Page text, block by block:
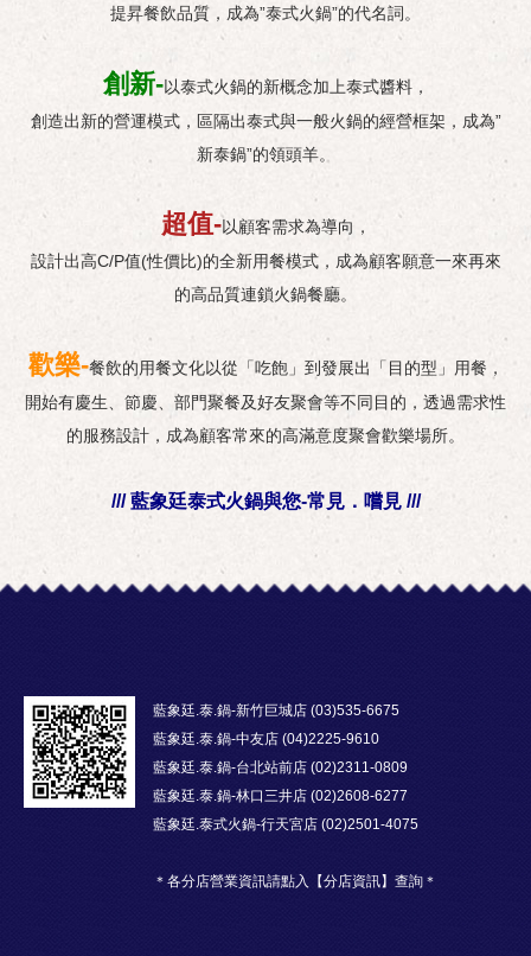
提昇餐飲品質，成為”泰式火鍋”的代名詞。
創新-以泰式火鍋的新概念加上泰式醬料，
創造出新的營運模式，區隔出泰式與一般火鍋的經營框架，成為”
新泰鍋”的領頭羊。
超值-以顧客需求為導向，
設計出高C/P值(性價比)的全新用餐模式，成為顧客願意一來再來
的高品質連鎖火鍋餐廳。
歡樂-餐飲的用餐文化以從「吃飽」到發展出「目的型」用餐，
開始有慶生、節慶、部門聚餐及好友聚會等不同目的，透過需求性
的服務設計，成為顧客常來的高滿意度聚會歡樂場所。
/// 藍象廷泰式火鍋與您-常見．嚐見 ///
藍象廷.泰.鍋-新竹巨城店 (03)535-6675
藍象廷.泰.鍋-中友店 (04)2225-9610
藍象廷.泰.鍋-台北站前店 (02)2311-0809
藍象廷.泰.鍋-林口三井店 (02)2608-6277
藍象廷.泰式火鍋-行天宮店 (02)2501-4075
＊各分店營業資訊請點入【分店資訊】查詢＊